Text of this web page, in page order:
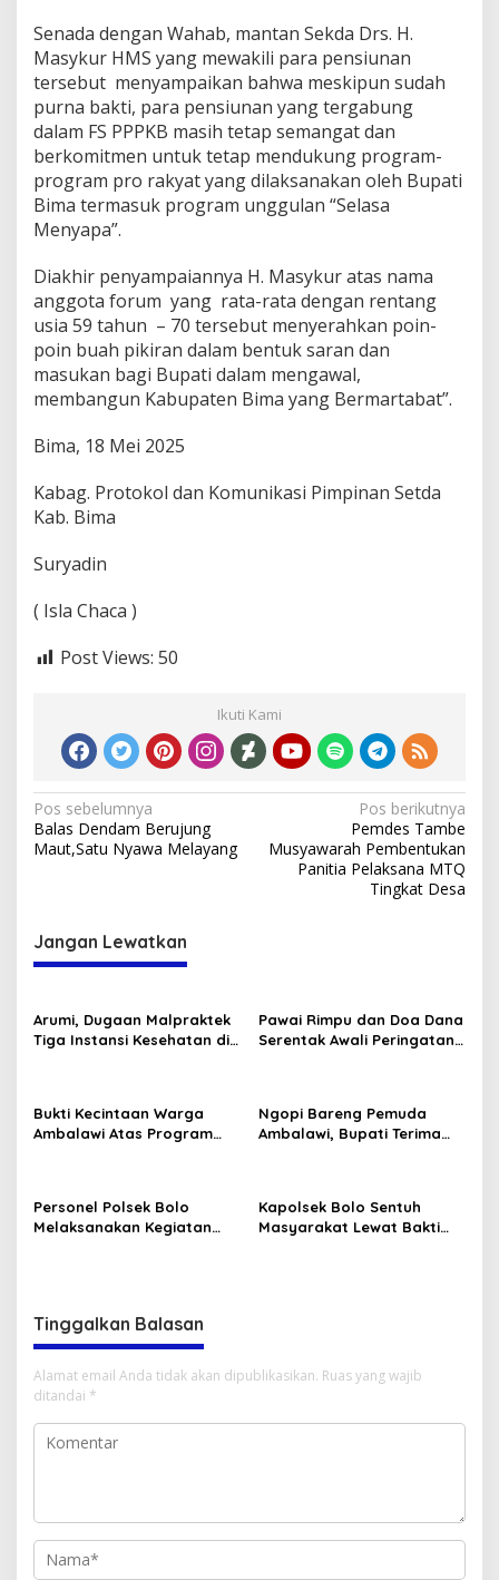
Senada dengan Wahab, mantan Sekda Drs. H.
Masykur HMS yang mewakili para pensiunan
tersebut menyampaikan bahwa meskipun sudah
purna bakti, para pensiunan yang tergabung
dalam FS PPPKB masih tetap semangat dan
berkomitmen untuk tetap mendukung program-
program pro rakyat yang dilaksanakan oleh Bupati
Bima termasuk program unggulan “Selasa
Menyapa”.
Diakhir penyampaiannya H. Masykur atas nama
anggota forum yang rata-rata dengan rentang
usia 59 tahun – 70 tersebut menyerahkan poin-
poin buah pikiran dalam bentuk saran dan
masukan bagi Bupati dalam mengawal,
membangun Kabupaten Bima yang Bermartabat”.
Bima, 18 Mei 2025
Kabag. Protokol dan Komunikasi Pimpinan Setda
Kab. Bima
Suryadin
( Isla Chaca )
Post Views: 50
Ikuti Kami
Navigasi
pos
Pos sebelumnya
Balas Dendam Berujung
Maut,Satu Nyawa Melayang
Pos berikutnya
Pemdes Tambe
Musyawarah Pembentukan
Panitia Pelaksana MTQ
Tingkat Desa
Jangan Lewatkan
Arumi, Dugaan Malpraktek
Tiga Instansi Kesehatan di
Pawai Rimpu dan Doa Dana
Serentak Awali Peringatan
Bukti Kecintaan Warga
Ambalawi Atas Program
Ngopi Bareng Pemuda
Ambalawi, Bupati Terima
Personel Polsek Bolo
Melaksanakan Kegiatan
Kapolsek Bolo Sentuh
Masyarakat Lewat Bakti
Tinggalkan Balasan
Alamat email Anda tidak akan dipublikasikan. Ruas yang wajib
ditandai *